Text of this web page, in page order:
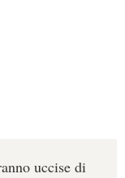
uccise di